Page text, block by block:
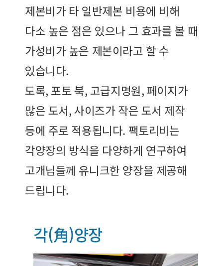
제본비가 타 일반제본 비용에 비해
다소 높은 점은 있으나 그 효과를 볼 때
가성비가 높은 제본이라고 할 수
있습니다.
도록, 포토 북, 고급지명원, 페이지가
많은 도서, 사이즈가 작은 도서 제작
등에 주로 적용됩니다. 팩토리비는
각양장의 방식을 다양하게 연구하여
고개님들께 유니크한 양장을 제공해
드립니다.
각(角)양장